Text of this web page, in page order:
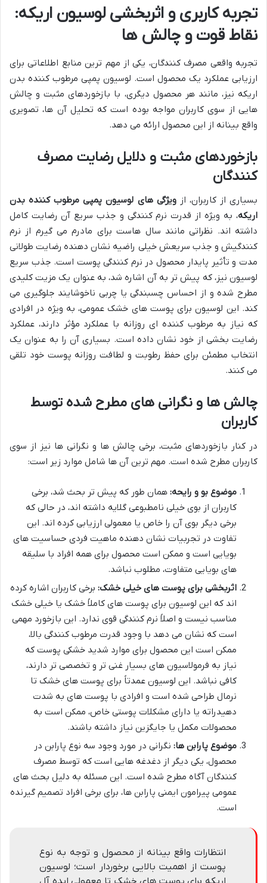
تجربه کاربری و اثربخشی لوسیون اریکه:
نقاط قوت و چالش ها
تجربه واقعی مصرف کنندگان، یکی از مهم ترین منابع اطلاعاتی برای
ارزیابی عملکرد یک محصول است. لوسیون پمپی مرطوب کننده بدن
اریکه نیز، مانند هر محصول دیگری، با بازخوردهای مثبت و چالش
هایی از سوی کاربران مواجه بوده است که تحلیل آن ها، تصویری
واقع بینانه از این محصول ارائه می دهد.
بازخوردهای مثبت و دلایل رضایت مصرف
کنندگان
بسیاری از کاربران، ازویژگی های لوسیون پمپی مرطوب کننده بدن
اریکه، به ویژه از قدرت نرم کنندگی و جذب سریع آن رضایت کامل
داشته اند. نظراتی مانند سال هاست برای مادرم می گیرم از نرم
کنندگیش و جذب سریعش خیلی راضیه نشان دهنده رضایت طولانی
مدت و تأثیر پایدار محصول در نرم کنندگی پوست است. جذب سریع
لوسیون نیز، که پیش تر به آن اشاره شد، به عنوان یک مزیت کلیدی
مطرح شده و از احساس چسبندگی یا چربی ناخوشایند جلوگیری می
کند. این لوسیون برای پوست های خشک عمومی، به ویژه در افرادی
که نیاز به مرطوب کننده ای روزانه با عملکرد مؤثر دارند، عملکرد
رضایت بخشی از خود نشان داده است. بسیاری آن را به عنوان یک
انتخاب مطمئن برای حفظ رطوبت و لطافت روزانه پوست خود تلقی
می کنند.
چالش ها و نگرانی های مطرح شده توسط
کاربران
در کنار بازخوردهای مثبت، برخی چالش ها و نگرانی ها نیز از سوی
کاربران مطرح شده است. مهم ترین آن ها شامل موارد زیر است:
موضوع بو و رایحه: همان طور که پیش تر بحث شد، برخی
کاربران از بوی خیلی نامطبوعی گلایه داشته اند، در حالی که
برخی دیگر بوی آن را خاص یا معمولی ارزیابی کرده اند. این
تفاوت در تجربیات نشان دهنده ماهیت فردی حساسیت های
بویایی است و ممکن است محصول برای همه افراد با سلیقه
های بویایی متفاوت، مطلوب نباشد.
اثربخشی برای پوست های خیلی خشک: برخی کاربران اشاره کرده
اند که این لوسیون برای پوست های کاملاً خشک یا خیلی خشک
مناسب نیست و اصلاً نرم کنندگی قوی ندارد. این بازخورد مهمی
است که نشان می دهد با وجود قدرت مرطوب کنندگی بالا،
ممکن است این محصول برای موارد شدید خشکی پوست که
نیاز به فرمولاسیون های بسیار غنی تر و تخصصی تر دارند،
کافی نباشد. این لوسیون عمدتاً برای پوست های خشک تا
نرمال طراحی شده است و افرادی با پوست های به شدت
دهیدراته یا دارای مشکلات پوستی خاص، ممکن است به
محصولات مکمل یا جایگزین نیاز داشته باشند.
موضوع پارابن ها: نگرانی در مورد وجود سه نوع پارابن در
محصول، یکی دیگر از دغدغه هایی است که توسط مصرف
کنندگان آگاه مطرح شده است. این مسئله به دلیل بحث های
عمومی پیرامون ایمنی پارابن ها، برای برخی افراد تصمیم گیرنده
است.
انتظارات واقع بینانه از محصول و توجه به نوع
پوست از اهمیت بالایی برخوردار است؛ لوسیون